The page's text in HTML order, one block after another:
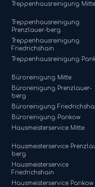
Treppenhausreinigung Mitte
Treppenhausreinigung
Prenzlauer-berg
Treppenhausreinigung
Friedrichshain
Treppenhausreinigung
Büroreinigung Mitte
Büroreinigung Prenzlauer-
berg
Büroreinigung
Büroreinigung Pankow
Hausmeisterservice Mitte
Hausmeisterservice
berg
Hausmeisterservice
Friedrichshain
Hausmeisterservice Pankow